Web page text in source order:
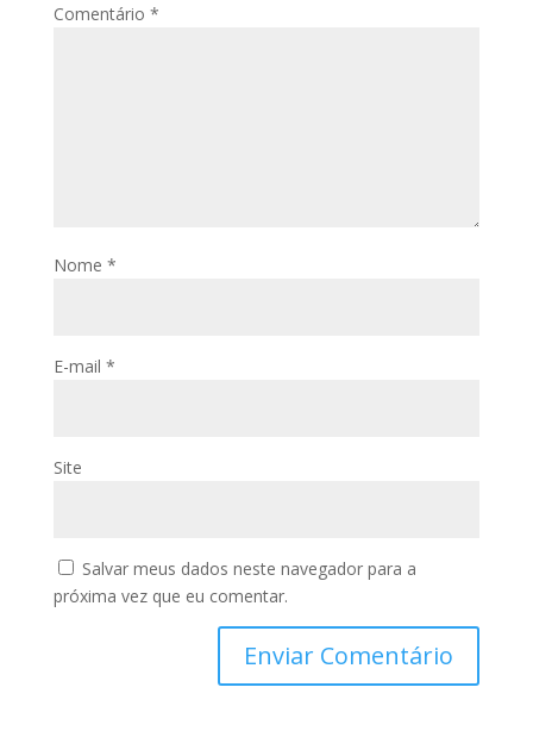
Comentário *
Nome *
E-mail *
Site
Salvar meus dados neste navegador para a
próxima vez que eu comentar.